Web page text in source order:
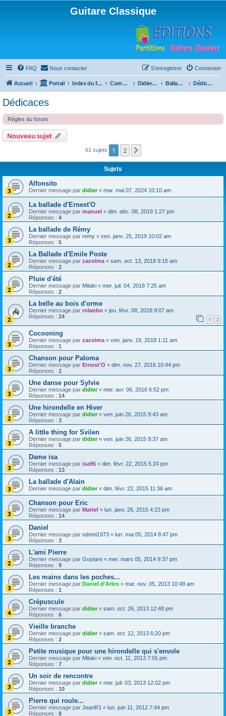
Guitare Classique
FAQ Nous contacter Connexion
S’enregistrer
Accueil Portail Index du forum Compositions Didierland Ballades et autres réveries Dédicaces
Dédicaces
Règles du forum
Nouveau sujet
61 sujets 1 2
Sujets
Alfonsito
Dernier message par didier« mar. mai 07, 2024 10:10 am
La ballade d'Ernest'O
Dernier message par manuel « dim. déc. 08, 2019 1:27 pm
Réponses : 4
La ballade de Rémy
Dernier message par remy « ven. janv. 25, 2019 10:02 am
Réponses : 5
La Ballade d'Emile Poste
Dernier message par zacolma « sam. oct. 13, 2018 9:15 am
Réponses : 2
Pluie d'été
Dernier message par Mitaki « mer. juil. 04, 2018 7:25 am
Réponses : 2
La belle au bois d'orme
Dernier message par rolanbo « jeu. févr. 08, 2018 9:07 am
Réponses : 24 1 2
Cocooning
Dernier message par zacolma « ven. janv. 19, 2018 1:11 am
Réponses : 1
Chanson pour Paloma
Dernier message par Ernest'O « dim. nov. 27, 2016 10:44 pm
Réponses : 2
Une danse pour Sylvie
Dernier message par didier« mer. avr. 06, 2016 6:52 pm
Réponses : 14
Une hirondelle en Hiver
Dernier message par didier« ven. juin 26, 2015 9:43 am
Réponses : 3
A little thing for Svilen
Dernier message par didier« ven. juin 26, 2015 9:37 am
Réponses : 5
Dame isa
Dernier message par isa95 « dim. févr. 22, 2015 5:24 pm
Réponses : 13
La ballade d'Alain
Dernier message par didier« dim. févr. 22, 2015 11:36 am
Chanson pour Eric
Dernier message par Marief « lun. janv. 26, 2015 4:23 pm
Réponses : 14
Daniel
Dernier message par odomi1973 « lun. mai 05, 2014 8:47 pm
Réponses : 3
L'ami Pierre
Dernier message par Guytare « mer. mars 05, 2014 9:37 pm
Réponses : 9
Les mains dans les poches...
Dernier message par Daniel d'Arles « mar. nov. 05, 2013 10:49 am
Réponses : 1
Crépuscule
Dernier message par didier« sam. oct. 26, 2013 12:48 pm
Réponses : 6
Vieille branche
Dernier message par didier« sam. oct. 12, 2013 6:20 pm
Réponses : 2
Petite musique pour une hirondelle qui s'envole
Dernier message par Mitaki « ven. oct. 11, 2013 7:55 pm
Réponses : 7
Un soir de rencontre
Dernier message par didier« mer. juil. 03, 2013 12:02 pm
Réponses : 10
Pierre qui roule...
Dernier message par JeanR1 « lun. juin 11, 2012 7:44 pm
Réponses : 8